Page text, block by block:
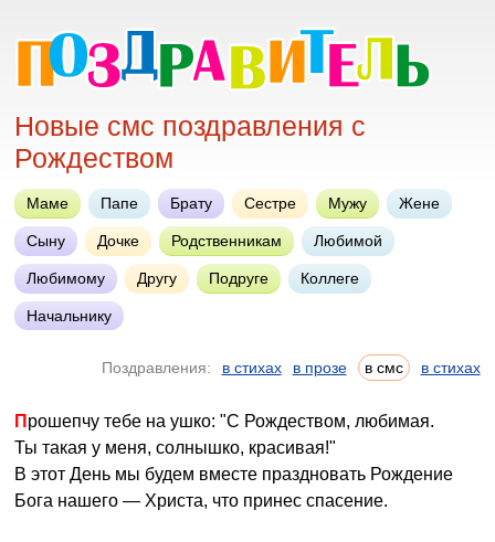
Новые смс поздравления с
Рождеством
Маме Папе Брату Сестре Мужу Жене
Сыну Дочке Родственникам Любимой
Любимому Другу Подруге Коллеге
Начальнику
Поздравления: в стихах в прозе в смс в стихах
Прошепчу тебе на ушко: "С Рождеством, любимая.
Ты такая у меня, солнышко, красивая!"
В этот День мы будем вместе праздновать Рождение
Бога нашего — Христа, что принес спасение.